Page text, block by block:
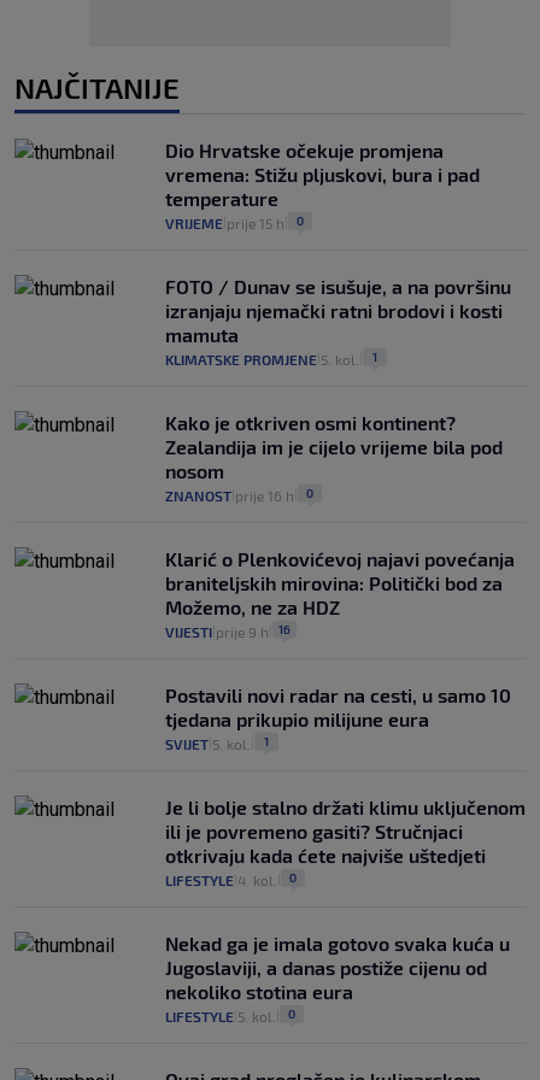
NAJČITANIJE
Dio Hrvatske očekuje promjena
vremena: Stižu pljuskovi, bura i pad
temperature
VRIJEME prije 15 h 0
FOTO / Dunav se isušuje, a na površinu
izranjaju njemački ratni brodovi i kosti
mamuta
KLIMATSKE PROMJENE 5. kol. 1
Kako je otkriven osmi kontinent?
Zealandija im je cijelo vrijeme bila pod
nosom
ZNANOST prije 16 h 0
Klarić o Plenkovićevoj najavi povećanja
braniteljskih mirovina: Politički bod za
Možemo, ne za HDZ
VIJESTI prije 9 h 16
Postavili novi radar na cesti, u samo 10
tjedana prikupio milijune eura
SVIJET 5. kol. 1
Je li bolje stalno držati klimu uključenom
ili je povremeno gasiti? Stručnjaci
otkrivaju kada ćete najviše uštedjeti
LIFESTYLE 4. kol. 0
Nekad ga je imala gotovo svaka kuća u
Jugoslaviji, a danas postiže cijenu od
nekoliko stotina eura
LIFESTYLE 5. kol. 0